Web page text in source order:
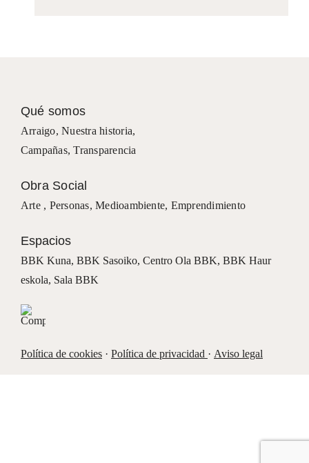
Qué somos
Arraigo,Nuestra historia,
Campañas, Transparencia
Obra Social
Arte , Personas,Medioambiente, Emprendimiento
Espacios
BBK Kuna, BBK Sasoiko, Centro Ola BBK, BBK Haur
eskola, Sala BBK
Política de cookies· Política de privacidad · Aviso legal